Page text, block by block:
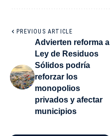
PREVIOUS ARTICLE
Advierten reforma a
Ley de Residuos
Sólidos podría
reforzar los
monopolios
privados y afectar
municipios